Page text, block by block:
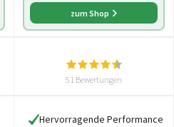
zum Shop
51 Bewertungen
Hervorragende Performance